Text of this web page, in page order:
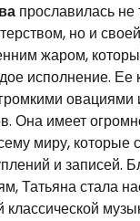
прославилась не
но и
жаром,
исполнение. Ее
Она имеет
миру, которые
и записей.
Татьяна стала